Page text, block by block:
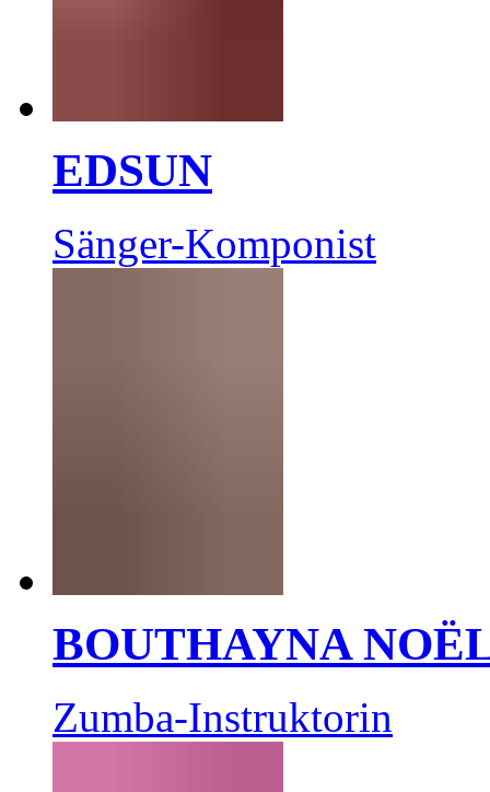
EDSUN
Sänger-Komponist
BOUTHAYNA
Zumba-Instruktorin